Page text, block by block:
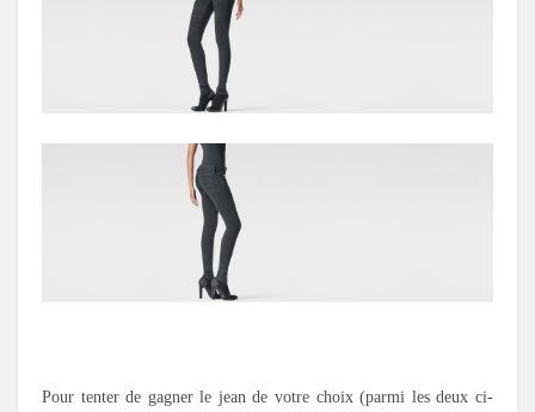
Pour tenter de gagner le jean de votre choix (parmi les deux ci-